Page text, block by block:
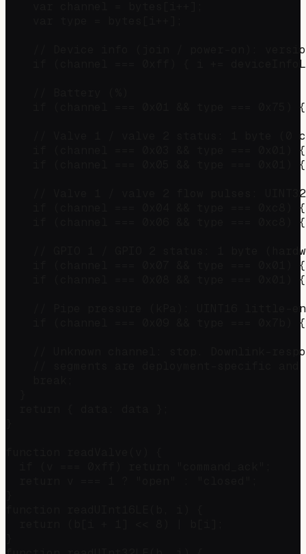
// Device info (join / power-on):
if (channel === 0xff) { i +=
if (channel === 0x01 && type === 0x75)
// Valve 1 / valve 2 status: 1 byte (0
if (channel === 0x03 && type === 0x01)
if (channel === 0x05 && type === 0x01)
// Valve 1 / valve 2 flow pulses:
if (channel === 0x04 && type === 0xc8)
if (channel === 0x06 && type === 0xc8)
// GPIO 1 / GPIO 2 status: 1 byte
if (channel === 0x07 && type === 0x01)
if (channel === 0x08 && type === 0x01)
// Pipe pressure (kPa): UINT16 little-
if (channel === 0x09 && type === 0x7b)
// Unknown channel: stop. Downlink-